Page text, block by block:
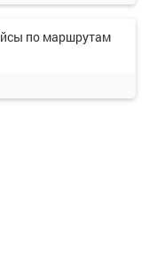
по маршрутам